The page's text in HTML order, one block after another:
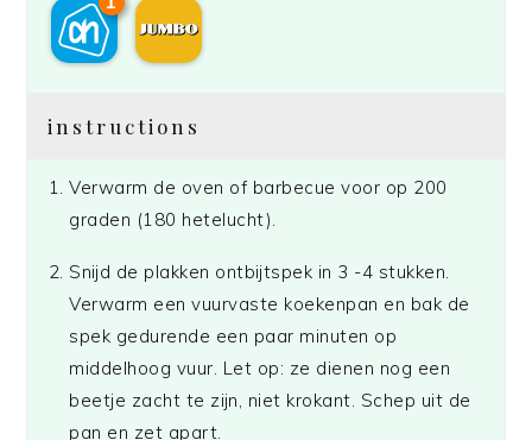
instructions
Verwarm de oven of barbecue voor op 200
graden (180 hetelucht).
Snijd de plakken ontbijtspek in 3 -4 stukken.
Verwarm een vuurvaste koekenpan en bak de
spek gedurende een paar minuten op
middelhoog vuur. Let op: ze dienen nog een
beetje zacht te zijn, niet krokant. Schep uit de
pan en zet apart.